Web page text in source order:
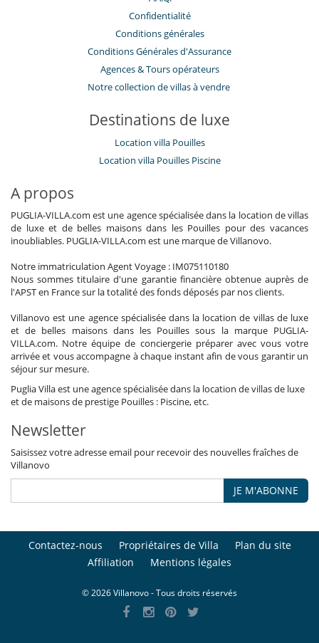
Confidentialité
Conditions générales
Conditions Générales d'Assurance
​Agences & Tours opérateurs
Notre collection de villas à vendre
Destinations de luxe
Location villa Pouilles
Location villa Pouilles Piscine
A propos
PUGLIA-VILLA.com est une agence spécialisée dans la location de villas
de luxe et de belles maisons dans les Pouilles pour des vacances
inoubliables. PUGLIA-VILLA.com est une marque de Villanovo.
Notre immatriculation Agent Voyage : IM075110180
Nous sommes titulaire d'une garantie financière obtenue auprès de
l'APST en France sur la totalité des fonds déposés par nos clients.
Villanovo est une agence spécialisée dans la location de villas de luxe
et de belles maisons dans les Pouilles sous la marque PUGLIA-
VILLA.com. Notre équipe de conciergerie préparer avec vous votre
arrivée et vous accompagne à chaque instant afin de vous garantir un
séjour sur mesure.
Puglia Villa est une agence spécialisée dans la location de villas de luxe
et de maisons de prestige Pouilles : Piscine, etc.
Newsletter
Saisissez votre adresse email pour recevoir des nouvelles fraîches de
Villanovo
JE M'ABONNE
Contactez-nous Propriétaires de Villa
Plan du site
Affiliation
Mentions légales
© 2026 Villanovo - Tous droits réservés